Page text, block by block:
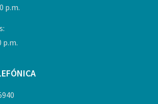
p.m.
p.m.